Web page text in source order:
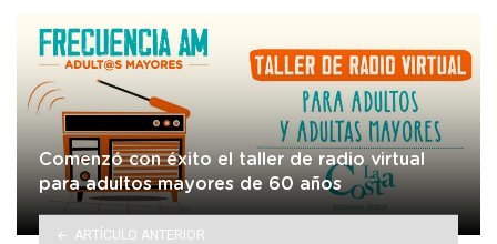
Comenzó con éxito el taller de radio virtual
para adultos mayores de 60 años
ARTÍCULO ANTERIOR